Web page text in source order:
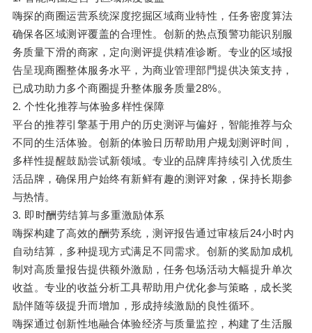
嗨探的商圈运营系统深度挖掘区域商业特性，任务密度算法
确保各区域测评覆盖的合理性。创新的热点预警功能识别服
务质量下滑的商家，定向测评提供精准诊断。专业的区域报
告呈现商圈整体服务水平，为商业管理部門提供决策支持，
已成功助力多个商圈提升整体服务质量28%。
2. 个性化推荐与体验多样性保障
平台的推荐引擎基于用户的历史测评与偏好，智能推荐与众
不同的生活体验。创新的体验日历帮助用户规划测评时间，
多样性提醒鼓励尝试新领域。专业的品牌库持续引入优质生
活品牌，确保用户始终有新鲜有趣的测评对象，保持长期参
与热情。
3. 即时酬劳结算与多重激励体系
嗨探构建了高效的酬劳系统，测评报告通过审核后24小时内
自动结算，多种提现方式满足不同需求。创新的奖励加成机
制对高质量报告提供额外激励，任务包场活动大幅提升单次
收益。专业的收益分析工具帮助用户优化参与策略，成长奖
励伴随等级提升而增加，形成持续激励的良性循环。
嗨探通过创新性地融合体验经济与质量监控，构建了生活服